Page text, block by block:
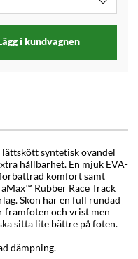
i kundvagnen
syntetisk ovandel
hållbarhet. En mjuk EVA-
komfort samt
Rubber Race Track
Skon har en full rundad
framfoten och vrist men
sitta lite bättre på foten.
dämpning.